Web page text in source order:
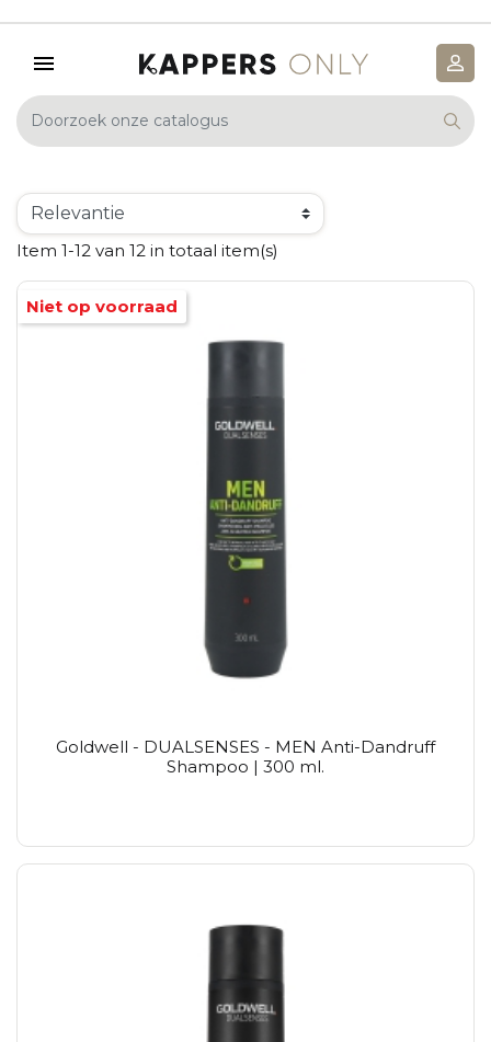
Item 1-12 van 12 in totaal item(s)
Goldwell - DUALSENSES - MEN Anti-Dandruff
Shampoo | 300 ml.
Niet op voorraad